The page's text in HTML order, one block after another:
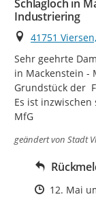
Schlagloch in
Industriering
Ort
41751
Sehr geehrte
in Mackenstein -
Grundstück der
Es ist inzwischen
MfG
geändert von Stadt
Zeitpunkt
12. Mai